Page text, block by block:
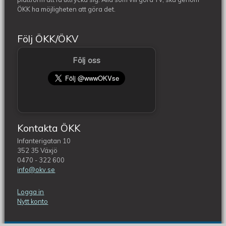
ÖKK ha möjligheten att göra det.
Följ ÖKK/ÖKV
Följ oss
Kontakta ÖKK
Infanterigatan 10
352 35 Växjö
0470 - 322 600
info@okv.se
Logga in
Nytt konto